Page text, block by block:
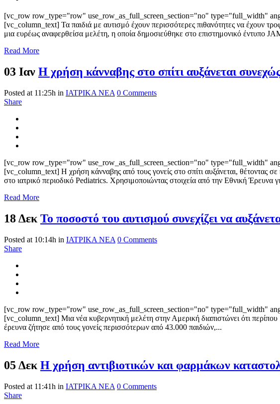
[vc_row row_type="row" use_row_as_full_screen_section="no" type="full_width"
[vc_column_text] Τα παιδιά με αυτισμό έχουν περισσότερες πιθανότητες να έχουν
μια ευρέως αναφερθείσα μελέτη, η οποία δημοσιεύθηκε στο επιστημονικό έντυπο
Read More
03 Ιαν Η χρήση κάνναβης στο σπίτι αυξάνεται
Posted at 11:25h in ΙΑΤΡΙΚΑ ΝΕΑ 0 Comments
Share
[vc_row row_type="row" use_row_as_full_screen_section="no" type="full_width"
[vc_column_text] Η χρήση κάνναβης από τους γονείς στο σπίτι αυξάνεται, θέτοντας
στο ιατρικό περιοδικό Pediatrics. Χρησιμοποιώντας στοιχεία από την Εθνική Έρευνα
Read More
18 Δεκ Το ποσοστό του αυτισμού συνεχίζει να
Posted at 10:14h in ΙΑΤΡΙΚΑ ΝΕΑ 0 Comments
Share
[vc_row row_type="row" use_row_as_full_screen_section="no" type="full_width"
[vc_column_text] Μια νέα κυβερνητική μελέτη στην Αμερική διαπιστώνει ότι
έρευνα ζήτησε από τους γονείς περισσότερων από 43.000 παιδιών,...
Read More
05 Δεκ Η χρήση αντιβιοτικών και φαρμάκων
Posted at 11:41h in ΙΑΤΡΙΚΑ ΝΕΑ 0 Comments
Share